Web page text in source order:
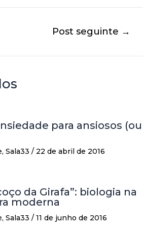
Post seguinte →
para ansiosos (ou
, Sala33 / 22 de abril de 2016
da Girafa”: biologia na
moderna
, Sala33 / 11 de junho de 2016